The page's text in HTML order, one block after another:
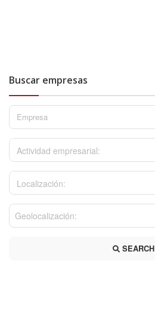
Buscar empresas
Actividad empresarial:
Localización:
SEARCH